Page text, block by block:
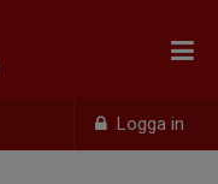
Logga in